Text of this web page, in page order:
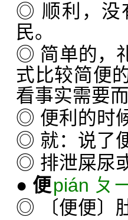
◎ 顺利，没
民。
◎ 简单的，
式比较简便
看事实需要
◎ 便利的时
◎ 就：说了
◎ 排泄屎尿
● 便pián ㄆ
◎ 〔便便〕